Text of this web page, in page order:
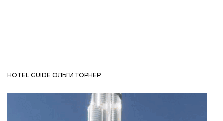
HOTEL GUIDE ОЛЬГИ ТОРНЕР